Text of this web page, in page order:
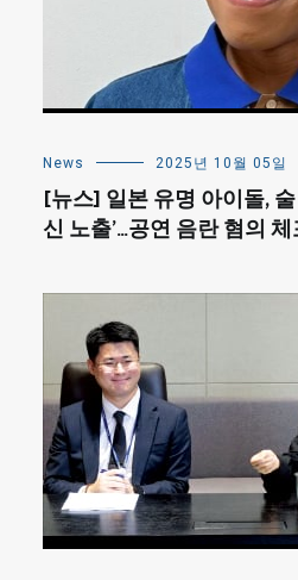
News 2025년 10월 05일
[뉴스] 일본 유명 아이돌,
신 노출’…공연 음란 혐의